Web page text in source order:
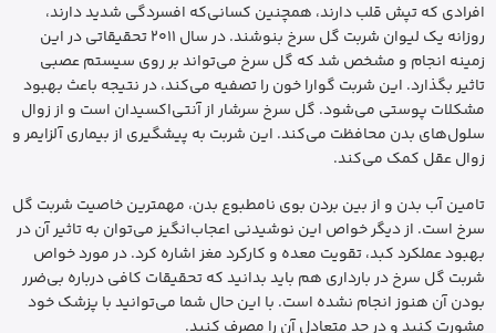
افرادی که تپش قلب دارند، همچنین کسانی‌که افسردگی شدید دارند،
روزانه یک لیوان شربت گل سرخ بنوشند. در سال ۲۰۱۱ تحقیقاتی در این
زمینه انجام و مشخص شد که گل سرخ می‌تواند بر روی سیستم عصبی
تاثیر بگذارد. این شربت گوارا خون را تصفیه می‌کند، در نتیجه باعث بهبود
مشکلات پوستی می‌شود. گل سرخ سرشار از آنتی‌اکسیدان است و از زوال
سلول‌های بدن محافظت می‌کند. این شربت به پیشگیری از بیماری آلزایمر و
زوال عقل کمک می‌کند.
تامین آب بدن و از بین بردن بوی نامطبوع بدن، مهمترین خاصیت شربت گل
سرخ است. از دیگر خواص این نوشیدنی اعجاب‌انگیز می‌توان به تاثیر آن در
بهبود عملکرد کبد، تقویت معده و کارکرد مغز اشاره کرد. در مورد خواص
شربت گل سرخ در بارداری هم باید بدانید که تحقیقات کافی درباره بی‌ضرر
بودن آن هنوز انجام نشده ‌است. با این حال شما می‌توانید با پزشک خود
مشورت کنید و در حد متعادل آن را مصرف کنید.